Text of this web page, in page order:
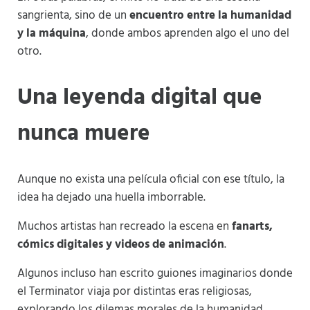
sangrienta, sino de unencuentro entre la humanidad
y la máquina, donde ambos aprenden algo el uno del
otro.
Una leyenda digital que
nunca muere
Aunque no exista una película oficial con ese título, la
idea ha dejado una huella imborrable.
Muchos artistas han recreado la escena enfanarts,
cómics digitales y videos de animación.
Algunos incluso han escrito guiones imaginarios donde
el Terminator viaja por distintas eras religiosas,